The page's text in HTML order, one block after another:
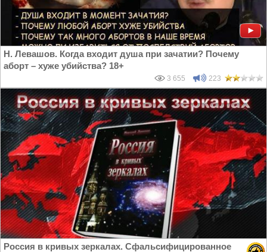
Н. Левашов. Когда входит душа при зачатии? Почему
аборт – хуже убийства? 18+
3 655 223
Россия в кривых зеркалах. Сфальсифицированное